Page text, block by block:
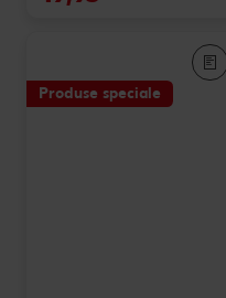
Produse speciale